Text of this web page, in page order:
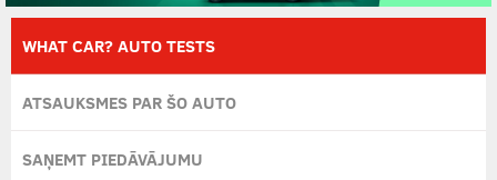
WHAT CAR? AUTO TESTS
ATSAUKSMES PAR ŠO AUTO
SAŅEMT PIEDĀVĀJUMU